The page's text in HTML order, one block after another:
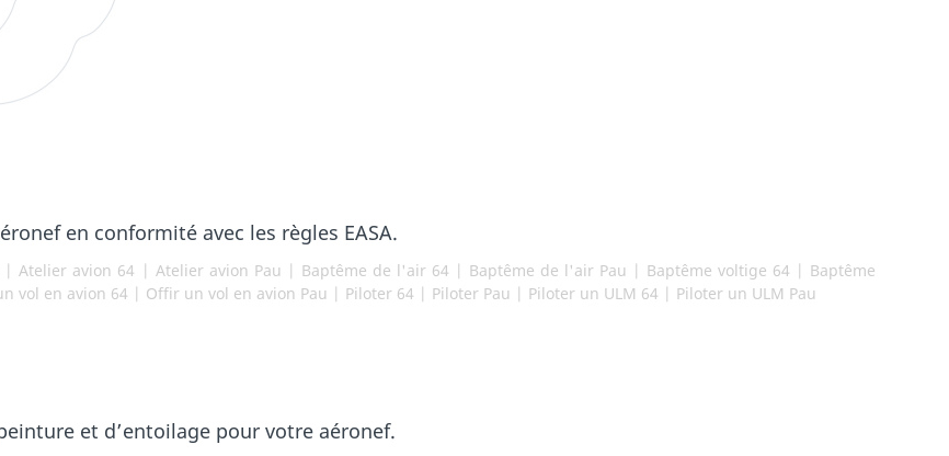
en conformité avec les règles EASA.
|Atelier avion 64 | Atelier avion Pau | Baptême de l'air 64 | Baptême de l'air Pau | Baptême voltige 64 | Baptême
vol en avion 64 | Offir un vol en avion Pau | Piloter 64 | Piloter Pau | Piloter un ULM 64 | Piloter un ULM Pau
et d’entoilage pour votre aéronef.